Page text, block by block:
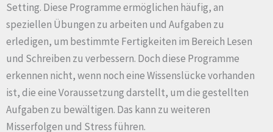
Setting. Diese Programme ermöglichen häufig, an
speziellen Übungen zu arbeiten und Aufgaben zu
erledigen, um bestimmte Fertigkeiten im Bereich Lesen
und Schreiben zu verbessern. Doch diese Programme
erkennen nicht, wenn noch eine Wissenslücke vorhanden
ist, die eine Voraussetzung darstellt, um die gestellten
Aufgaben zu bewältigen. Das kann zu weiteren
Misserfolgen und Stress führen.